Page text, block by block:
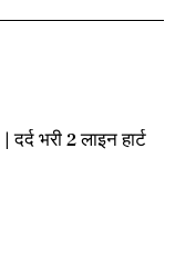
भरी 2 लाइन हार्ट